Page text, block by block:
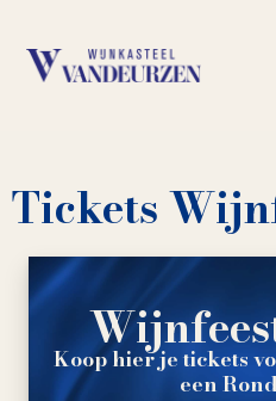
Tickets
Koop hier je tickets
een